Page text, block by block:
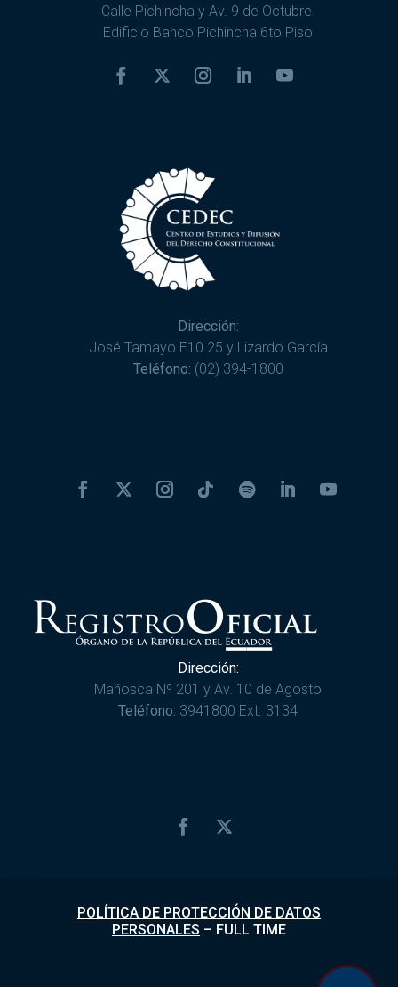
Calle Pichincha y Av. 9 de Octubre.
Edificio Banco Pichincha 6to Piso
Dirección:
José Tamayo E10 25 y Lizardo García
Teléfono: (02) 394-1800
Dirección:
Mañosca Nº 201 y Av. 10 de Agosto
Teléfono: 3941800 Ext. 3134
POLÍTICA DE PROTECCIÓN DE DATOS
PERSONALES – FULL TIME